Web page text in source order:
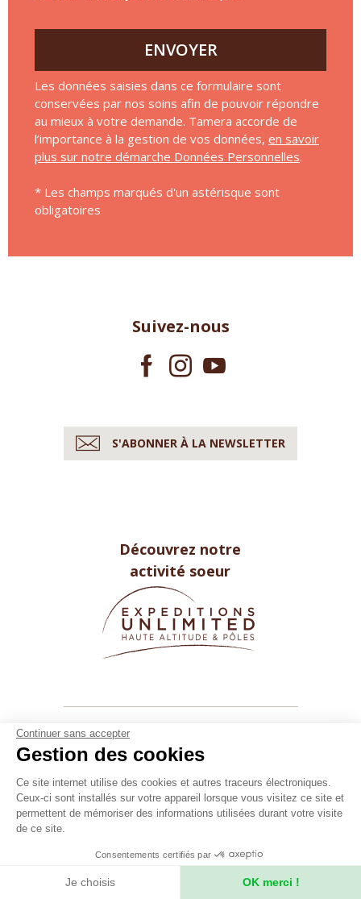
ENVOYER
Les données saisies dans ce formulaire sont
conservées par nos soins afin de pouvoir répondre
au mieux à votre demande. Tamera accorde de
l’importance à la gestion de vos données, en savoir
plus sur notre démarche Données Personnelles.
* Les champs marqués d'un astérisque sont
obligatoires
Suivez-nous
S'ABONNER À LA NEWSLETTER
Découvrez notre
activité soeur
26 Rue du boeuf 69005 Lyon FRANCE
Continuer sans accepter
Gestion des cookies
Ce site internet utilise des cookies et autres traceurs électroniques.
Ceux-ci sont installés sur votre appareil lorsque vous visitez ce site et
permettent de mémoriser des informations utilisées durant votre visite
de ce site.
Consentements certifiés par
Je choisis OK merci !